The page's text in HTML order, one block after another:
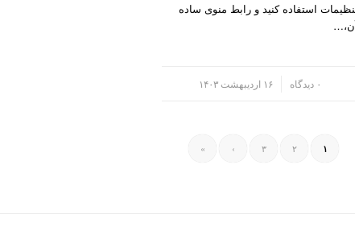
استفاده کنید و رابط منوی ساده
۰ دیدگاه ۱۶ اردیبهشت ۱۴۰۳
۱ ۲ ۳ ›
»